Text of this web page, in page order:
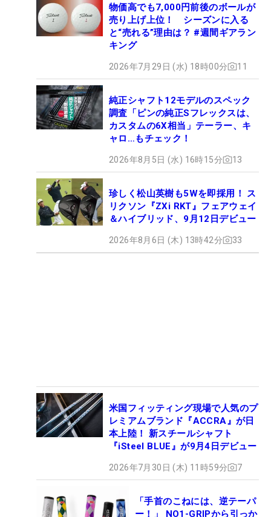
物価高でも7,000円前後のボールが
売り上げ上位！ シーズンに入る
と“売れる”理由は？ #週間ギアラン
キング
2026年7月29日 (水) 18時00分 11
純正シャフト12モデルのスペック
調査「ピンの純正Sフレックスは、
カスタムの6X相当」テーラー、キ
ャロ…もチェック！
2026年8月5日 (水) 16時15分 13
珍しく松山英樹も5Wを即採用！ ス
リクソン『ZXi RKT』フェアウェイ
＆ハイブリッド、9月12日デビュー
2026年8月6日 (木) 13時42分 33
米国フィッティング現場で人気のプ
レミアムブランド『ACCRA』が日
本上陸！ 新スチールシャフト
『iSteel BLUE』が9月4日デビュー
2026年7月30日 (木) 11時59分 7
「手首のこねには、逆テーパ
ー！」 NO1-GRIPから引っか